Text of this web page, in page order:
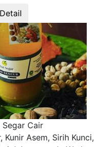
Detail
Segar Cair
Kunir Asem, Sirih Kunci,